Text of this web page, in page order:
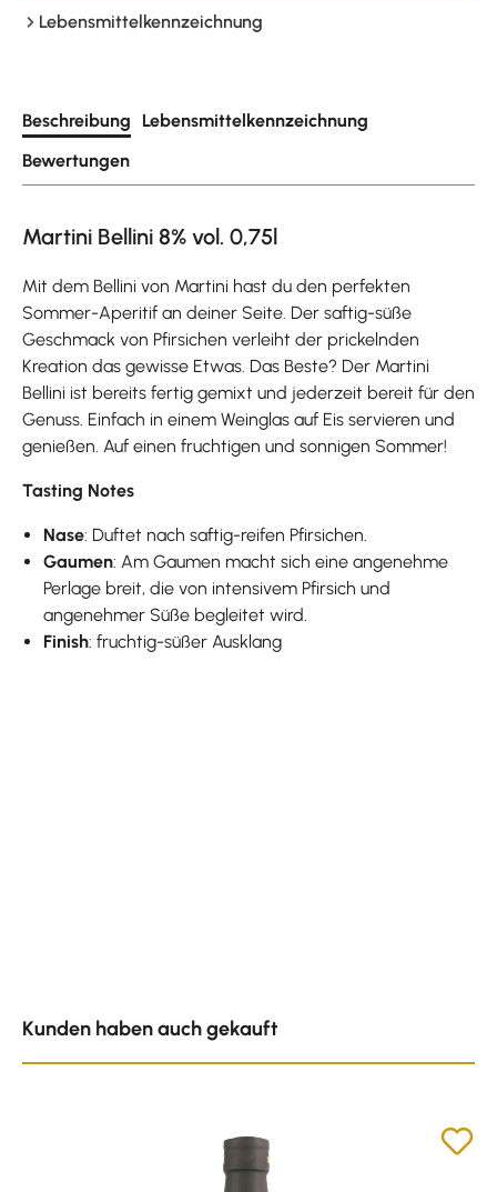
Lebensmittelkennzeichnung
Beschreibung
Lebensmittelkennzeichnung
Bewertungen
Martini Bellini 8% vol. 0,75l
Mit dem Bellini von Martini hast du den perfekten
Sommer-Aperitif an deiner Seite. Der saftig-süße
Geschmack von Pfirsichen verleiht der prickelnden
Kreation das gewisse Etwas. Das Beste? Der Martini
Bellini ist bereits fertig gemixt und jederzeit bereit für den
Genuss. Einfach in einem Weinglas auf Eis servieren und
genießen. Auf einen fruchtigen und sonnigen Sommer!
Tasting Notes
Nase: Duftet nach saftig-reifen Pfirsichen.
Gaumen: Am Gaumen macht sich eine angenehme
Perlage breit, die von intensivem Pfirsich und
angenehmer Süße begleitet wird.
Finish: fruchtig-süßer Ausklang
Kunden haben auch gekauft